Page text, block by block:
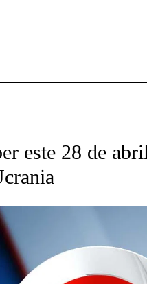
RECEIVE NOTIFICATIONS ABOUT
este 28 de